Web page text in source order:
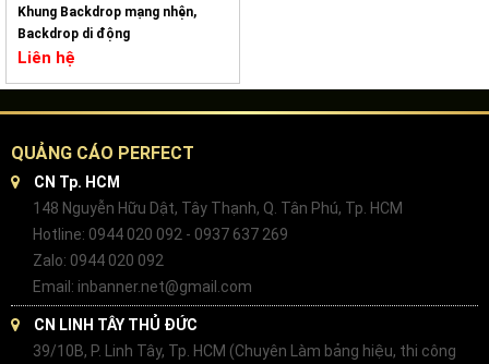
Khung Backdrop mạng nhện,
Backdrop di động
Liên hệ
QUẢNG CÁO PERFECT
CN Tp. HCM
148 Nguyễn Hữu Dật, Tây Thạnh, Q. Tân Phú, Tp. HCM
Hotline: 0944 020 092 - 0937 637 269
Zalo: 0944 020 092
Email: inbanner.net@gmail.com
CN LINH TÂY THỦ ĐỨC
39/10B, P. Linh Tây, Tp. HCM (Chuyên Làm bảng hiệu, thi công